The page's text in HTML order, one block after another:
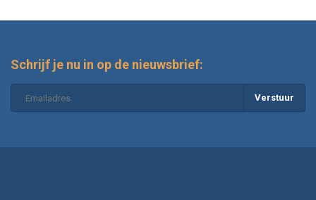
Schrijf je nu in op de nieuwsbrief:
Verstuur